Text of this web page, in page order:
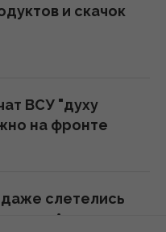
выйти на
Одесская
и скачок
ВСУ "духу
на фронте
слетелись
с Алексеем